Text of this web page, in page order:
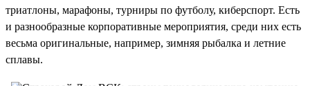
триатлоны, марафоны, турниры по футболу, киберспорт. Есть
и разнообразные корпоративные мероприятия, среди них есть
весьма оригинальные, например, зимняя рыбалка и летние
сплавы.